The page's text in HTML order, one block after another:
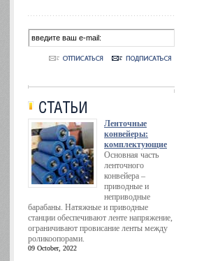
Ленточные
конвейеры:
комплектующие
Основная часть
ленточного
конвейера –
приводные и
неприводные
барабаны. Натяжные и приводные
станции обеспечивают ленте напряжение,
ограничивают провисание ленты между
роликоопорами.
09 October, 2022